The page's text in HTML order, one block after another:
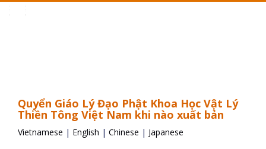
Quyển Giáo Lý Đạo Phật Khoa Học Vật Lý
Thiền Tông Việt Nam khi nào xuất bản
Vietnamese | English | Chinese | Japanese